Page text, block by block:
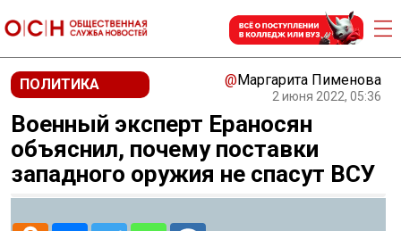
ПОЛИТИКА @Маргарита Пименова
2 июня 2022, 05:36
Военный эксперт Ераносян
объяснил, почему поставки
западного оружия не спасут ВСУ